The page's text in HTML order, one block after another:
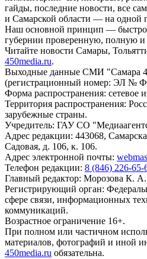
гайды, последние новости, все
и Самарской области — на одной
Наш основной принцип — быстро
губернии проверенную, полную
Читайте новости Самары,
450media.ru.
Выходные данные СМИ "Самара
(регистрационный номер: ЭЛ №
Форма распространения: сетевое
Территория распространения:
зарубежные страны.
Учредитель: ГАУ СО
Адрес редакции: 443068,
Садовая, д. 106, к. 106.
Адрес электронной почты:
Телефон редакции: 8 (846) 226-65-
Главный редактор: Морозова К. А.
Регистрирующий орган:
сфере связи, информационных
коммуникаций.
Возрастное ограничение 16+.
При полном или частичном
материалов, фотографий и иной
450media.ru обязательна.